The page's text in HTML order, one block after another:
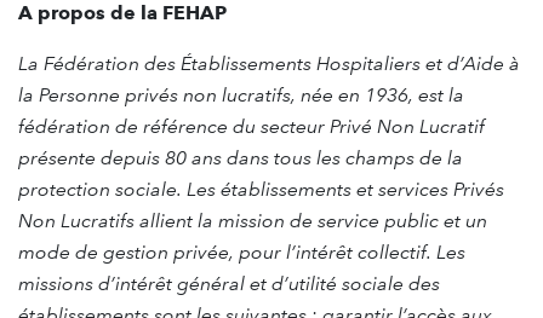
A propos de la FEHAP
La Fédération des Établissements Hospitaliers et d’Aide à
la Personne privés non lucratifs, née en 1936, est la
fédération de référence du secteur Privé Non Lucratif
présente depuis 80 ans dans tous les champs de la
protection sociale. Les établissements et services Privés
Non Lucratifs allient la mission de service public et un
mode de gestion privée, pour l’intérêt collectif. Les
missions d’intérêt général et d’utilité sociale des